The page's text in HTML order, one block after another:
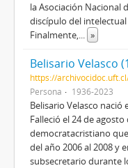
la Asociación Nacional
discípulo del intelectual
Finalmente,... »
Belisario Velasco
https://
Persona
1936-2023
Belisario Velasco nació
Falleció el 24 de
democratacristiano
del año 2006 al 2008 y
subsecretario durante